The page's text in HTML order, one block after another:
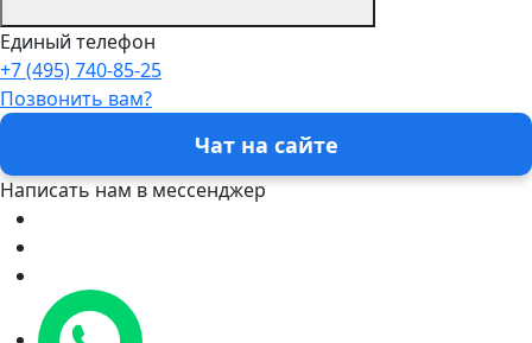
Единый телефон
+7 (495) 740-85-25
Позвонить вам?
Чат на сайте
Написать нам в мессенджер